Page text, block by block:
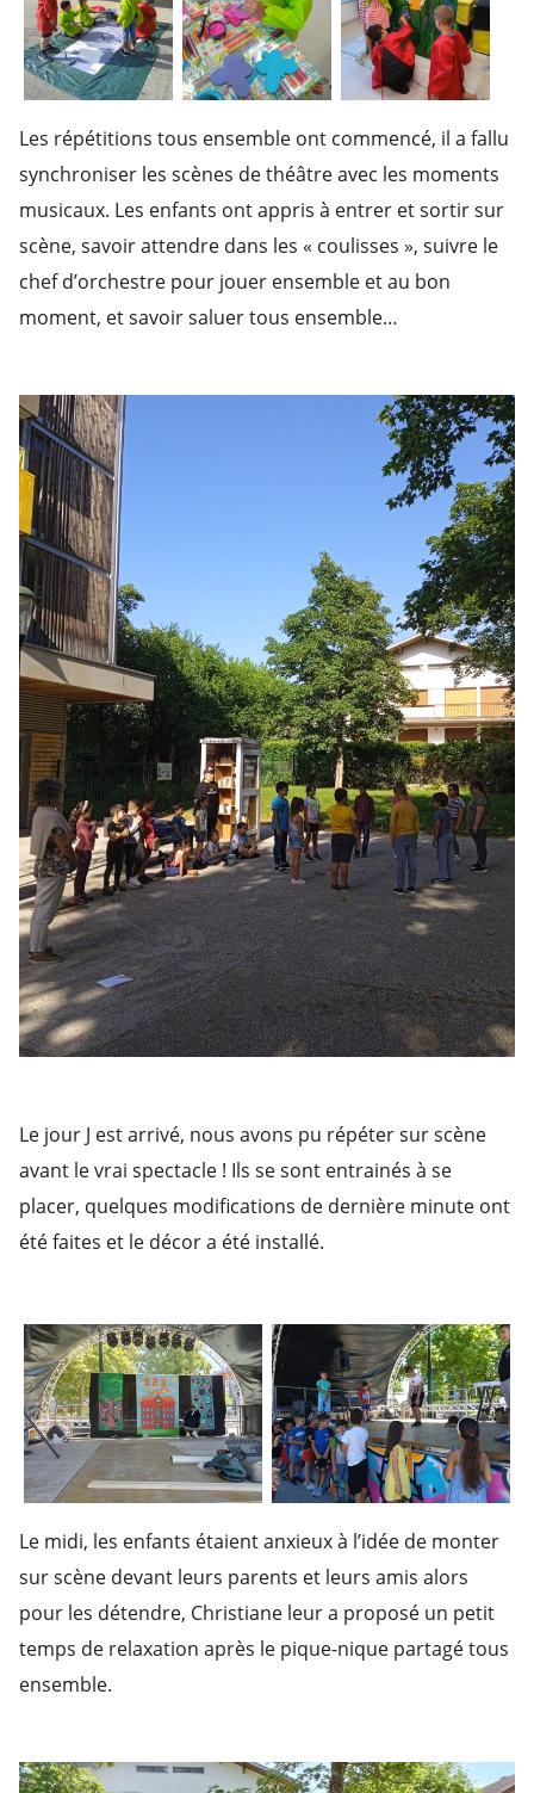
Les répétitions tous ensemble ont commencé, il a fallu
synchroniser les scènes de théâtre avec les moments
musicaux. Les enfants ont appris à entrer et sortir sur
scène, savoir attendre dans les « coulisses », suivre le
chef d’orchestre pour jouer ensemble et au bon
moment, et savoir saluer tous ensemble…
Le jour J est arrivé, nous avons pu répéter sur scène
avant le vrai spectacle ! Ils se sont entrainés à se
placer, quelques modifications de dernière minute ont
été faites et le décor a été installé.
Le midi, les enfants étaient anxieux à l’idée de monter
sur scène devant leurs parents et leurs amis alors
pour les détendre, Christiane leur a proposé un petit
temps de relaxation après le pique-nique partagé tous
ensemble.